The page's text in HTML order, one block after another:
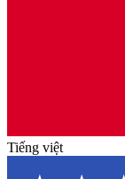
Tiếng việt